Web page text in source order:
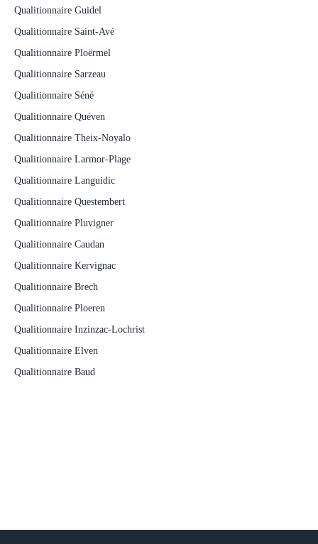
Qualitionnaire Guidel
Qualitionnaire Saint-Avé
Qualitionnaire Ploërmel
Qualitionnaire Sarzeau
Qualitionnaire Séné
Qualitionnaire Quéven
Qualitionnaire Theix-Noyalo
Qualitionnaire Larmor-Plage
Qualitionnaire Languidic
Qualitionnaire Questembert
Qualitionnaire Pluvigner
Qualitionnaire Caudan
Qualitionnaire Kervignac
Qualitionnaire Brech
Qualitionnaire Ploeren
Qualitionnaire Inzinzac-Lochrist
Qualitionnaire Elven
Qualitionnaire Baud